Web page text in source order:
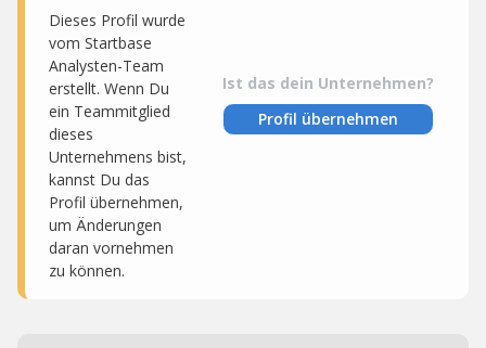
Dieses Profil wurde
vom Startbase
Analysten-Team
erstellt. Wenn Du
ein Teammitglied
dieses
Unternehmens bist,
kannst Du das
Profil übernehmen,
um Änderungen
daran vornehmen
zu können.
Ist das dein Unternehmen?
Profil übernehmen